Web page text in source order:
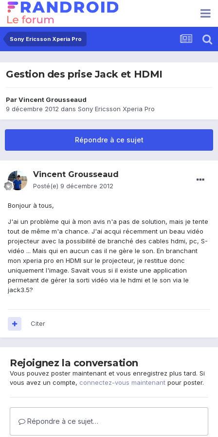
Sony Ericsson Xperia Pro
Gestion des prise Jack et HDMI
ParVincent Grousseaud
9 décembre 2012 dans Sony Ericsson Xperia Pro
Répondre à ce sujet
Vincent Grousseaud
Posté(e) 9 décembre 2012
Bonjour à tous,
J'ai un problème qui à mon avis n'a pas de solution, mais je tente
tout de même m'a chance. J'ai acqui récemment un beau vidéo
projecteur avec la possibilité de branché des cables hdmi, pc, S-
vidéo ... Mais qui en aucun cas il ne gère le son. En branchant
mon xperia pro en HDMI sur le projecteur, je restitue donc
uniquement l'image. Savait vous si il existe une application
permetant de gérer la sorti vidéo via le hdmi et le son via le
jack3.5?
Citer
Rejoignez la conversation
Vous pouvez poster maintenant et vous enregistrez plus tard. Si
vous avez un compte, connectez-vous maintenant pour poster.
Répondre à ce sujet…